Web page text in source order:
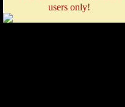
users only!